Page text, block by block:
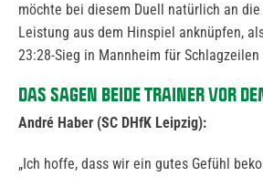
möchte bei diesem Duell natürlich an
Leistung aus dem Hinspiel anknüpfen,
23:28-Sieg in Mannheim für Schlagzeilen
DAS SAGEN BEIDE TRAINER VOR
André Haber (SC DHfK Leipzig):
„Ich hoffe, dass wir ein gutes Gefühl